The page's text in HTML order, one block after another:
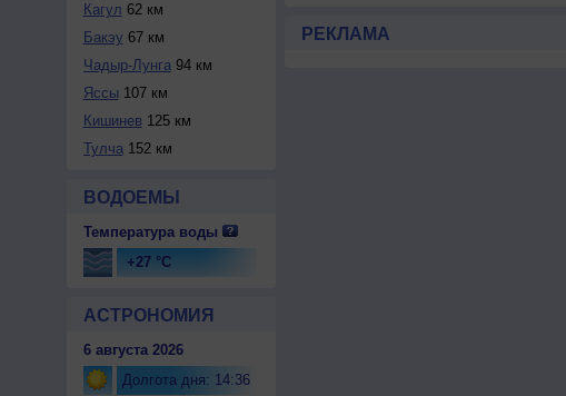
Кагул 62 км
Бакэу 67 км
Чадыр-Лунга94 км
Яссы107 км
Кишинев 125 км
Тулча152 км
ВОДОЕМЫ
Температура воды
+27 °C
АСТРОНОМИЯ
6 августа 2026
Долгота дня: 14:36
РЕКЛАМА